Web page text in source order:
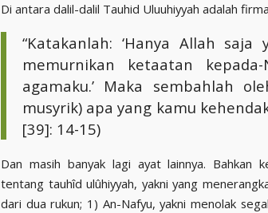
Di antara dalil-dalil Tauhid Uluuhiyyah adalah
“Katakanlah: ‘Hanya Allah
memurnikan ketaatan
agamaku.’ Maka sembahlah
musyrik) apa yang kamu
[39]: 14-15)
Dan masih banyak lagi ayat lainnya. Bahkan
tentang tauhîd ulûhiyyah, yakni yang
dari dua rukun; 1) An-Nafyu, yakni menolak